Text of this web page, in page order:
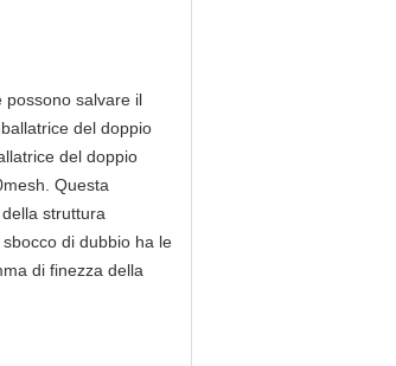
possono salvare il
del doppio
del doppio
Questa
struttura
di dubbio ha le
di finezza della